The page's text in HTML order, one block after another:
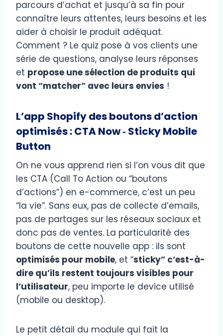
parcours d’achat et jusqu’à sa fin pour
connaître leurs attentes, leurs besoins et les
aider à choisir le produit adéquat.
Comment ? Le quiz pose à vos clients une
série de questions, analyse leurs réponses
et propose une sélection de produits qui
vont “matcher” avec leurs envies !
L’app Shopify des boutons d’action
optimisés : CTA Now ‑ Sticky Mobile
Button
On ne vous apprend rien si l’on vous dit que
les CTA (Call To Action ou “boutons
d’actions”) en e-commerce, c’est un peu
“la vie”. Sans eux, pas de collecte d’emails,
pas de partages sur les réseaux sociaux et
donc pas de ventes. La particularité des
boutons de cette nouvelle app : ils sont
optimisés pour mobile, et “sticky” c’est-à-
dire qu’ils restent toujours visibles pour
l’utilisateur, peu importe le device utilisé
(mobile ou desktop).
Le petit détail du module qui fait la